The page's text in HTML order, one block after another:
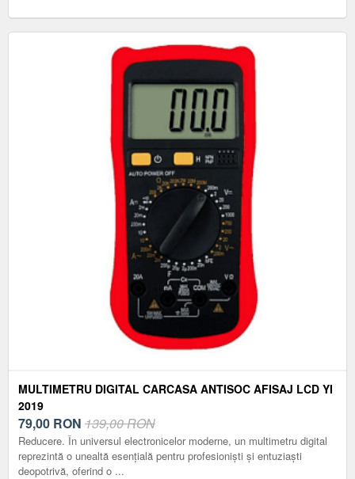
MULTIMETRU DIGITAL CARCASA ANTISOC AFISAJ LCD YI
2019
79,00 RON 139,00 RON
Reducere. În universul electronicelor moderne, un multimetru digital
reprezintă o unealtă esențială pentru profesioniști și entuziaști
deopotrivă, oferind o ...